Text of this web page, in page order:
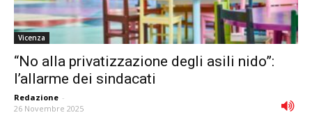
Vicenza
“No alla privatizzazione degli asili nido”:
l’allarme dei sindacati
Redazione -
26 Novembre 2025